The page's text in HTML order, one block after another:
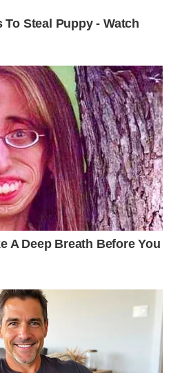
Steal Puppy - Watch
A Deep Breath Before You